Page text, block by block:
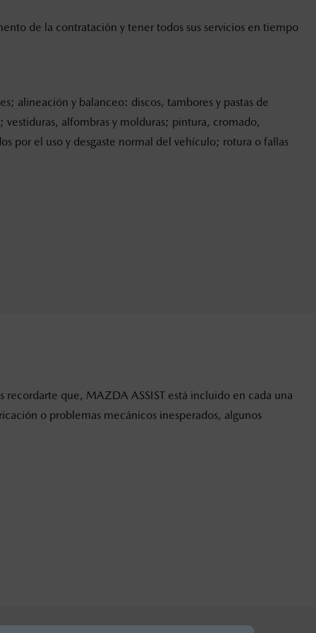
de la contratación y tener todos sus servicios en tiempo
alineación y balanceo: discos, tambores y pastas de
vestiduras, alfombras y molduras; pintura, cromado,
por el uso y desgaste normal del vehículo; rotura o fallas
que, MAZDA ASSIST está incluido en cada una
o problemas mecánicos inesperados, algunos